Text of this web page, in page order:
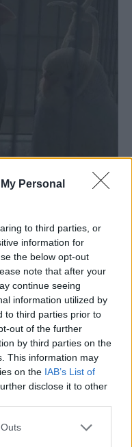
Personal
to third parties, or
information for
the below opt-out
note that after your
continue seeing
information utilized by
to third parties prior to
out of the further
by third parties on the
This information may
on the IAB’s List of
disclose it to other